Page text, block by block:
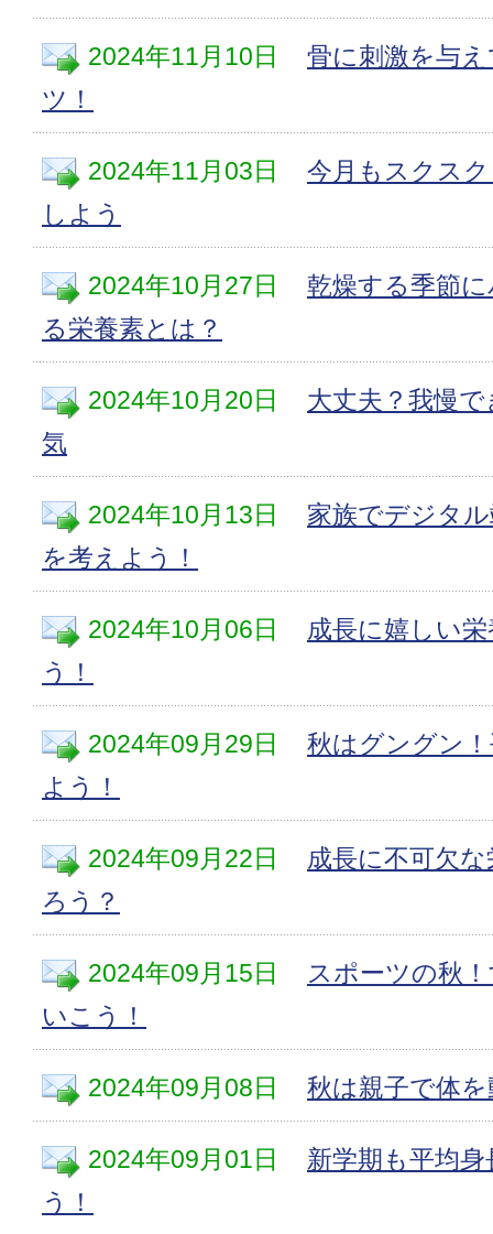
2024年11月10日
骨に刺激を与
ツ！
2024年11月03日
今月もスクス
しよう
2024年10月27日
乾燥する季節
る栄養素とは？
2024年10月20日
大丈夫？我慢
気
2024年10月13日
家族でデジタ
を考えよう！
2024年10月06日
成長に嬉しい
う！
2024年09月29日
秋はグングン
よう！
2024年09月22日
成長に不可欠
ろう？
2024年09月15日
スポーツの秋
いこう！
2024年09月08日 秋は親子で体
2024年09月01日
新学期も平均
う！